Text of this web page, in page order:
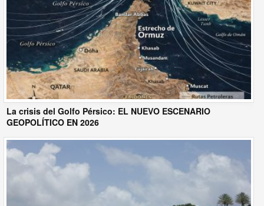
La crisis del Golfo Pérsico: EL NUEVO ESCENARIO
GEOPOLÍTICO EN 2026